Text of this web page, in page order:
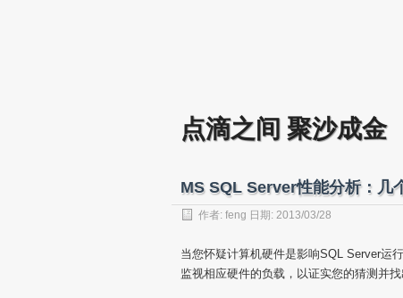
点滴之间 聚沙成金
MS SQL Server性能分析：几
作者: feng 日期: 2013/03/28
当您怀疑计算机硬件是影响SQL Server运
监视相应硬件的负载，以证实您的猜测并找